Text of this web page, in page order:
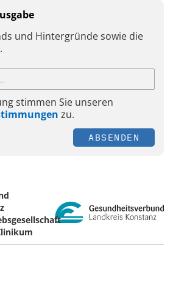
und Hintergründe sowie die
stimmen Sie unseren
zu.
ABSENDEN